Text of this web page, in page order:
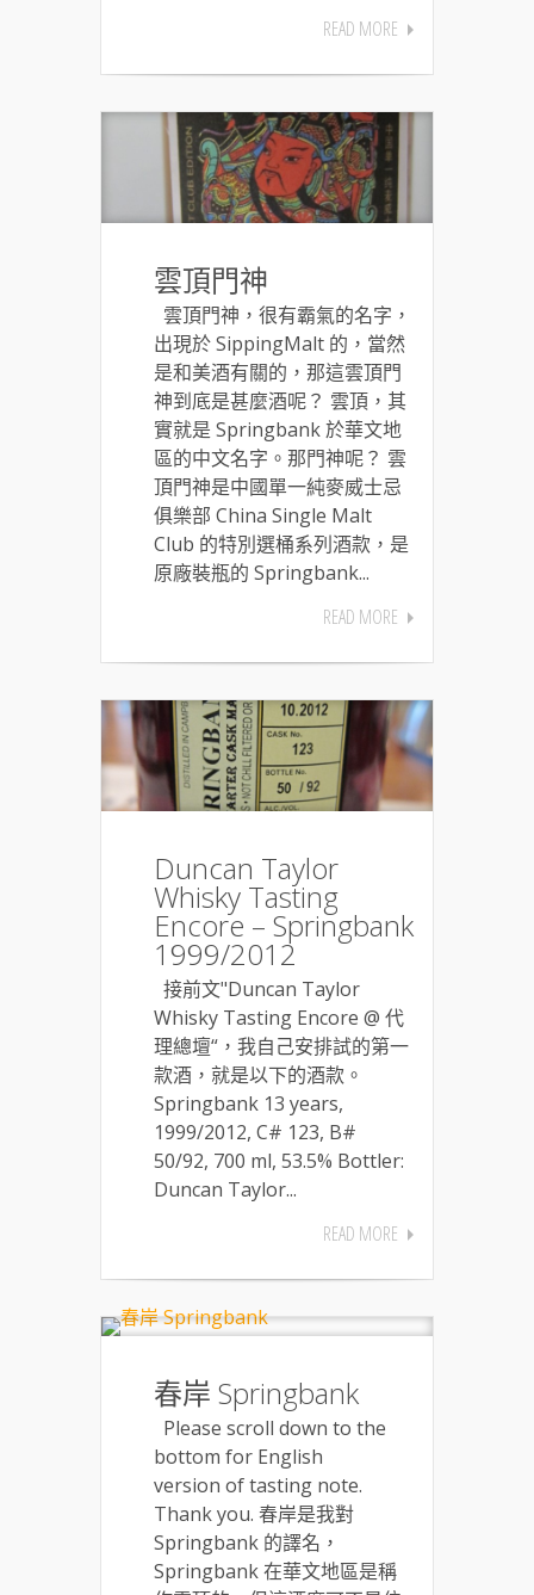
READ MORE
雲頂門神
雲頂門神，很有霸氣的名字，
出現於 SippingMalt 的，當然
是和美酒有關的，那這雲頂門
神到底是甚麼酒呢？ 雲頂，其
實就是 Springbank 於華文地
區的中文名字。那門神呢？ 雲
頂門神是中國單一純麥威士忌
俱樂部 China Single Malt
Club 的特別選桶系列酒款，是
原廠裝瓶的 Springbank...
READ MORE
Duncan Taylor
Whisky Tasting
Encore – Springbank
1999/2012
接前文"Duncan Taylor
Whisky Tasting Encore @ 代
理總壇“，我自己安排試的第一
款酒，就是以下的酒款。
Springbank 13 years,
1999/2012, C# 123, B#
50/92, 700 ml, 53.5% Bottler:
Duncan Taylor...
READ MORE
春岸 Springbank
Please scroll down to the
bottom for English
version of tasting note.
Thank you. 春岸是我對
Springbank 的譯名，
Springbank 在華文地區是稱